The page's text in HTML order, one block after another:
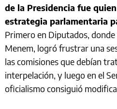
de la Presidencia fue
estrategia parlamentaria
Primero en Diputados,
Menem, logró frustrar una
las comisiones que debían
interpelación, y luego en el
oficialismo consiguió